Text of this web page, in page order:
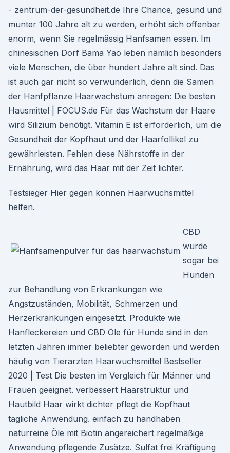
- zentrum-der-gesundheit.de Ihre Chance, gesund und
munter 100 Jahre alt zu werden, erhöht sich offenbar
enorm, wenn Sie regelmässig Hanfsamen essen. Im
chinesischen Dorf Bama Yao leben nämlich besonders
viele Menschen, die über hundert Jahre alt sind. Das
ist auch gar nicht so verwunderlich, denn die Samen
der Hanfpflanze Haarwachstum anregen: Die besten
Hausmittel | FOCUS.de Für das Wachstum der Haare
wird Silizium benötigt. Vitamin E ist erforderlich, um die
Gesundheit der Kopfhaut und der Haarfollikel zu
gewährleisten. Fehlen diese Nährstoffe in der
Ernährung, wird das Haar mit der Zeit lichter.
Testsieger Hier gegen können Haarwuchsmittel
helfen.
CBD
wurde
sogar bei
Hunden
zur Behandlung von Erkrankungen wie
Angstzuständen, Mobilität, Schmerzen und
Herzerkrankungen eingesetzt. Produkte wie
Hanfleckereien und CBD Öle für Hunde sind in den
letzten Jahren immer beliebter geworden und werden
häufig von Tierärzten Haarwuchsmittel Bestseller
2020 | Test Die besten im Vergleich für Männer und
Frauen geeignet. verbessert Haarstruktur und
Hautbild Haar wirkt dichter pflegt die Kopfhaut
tägliche Anwendung. einfach zu handhaben
naturreine Öle mit Biotin angereichert regelmäßige
Anwendung pflegende Zusätze. Sulfat frei Kräftigung